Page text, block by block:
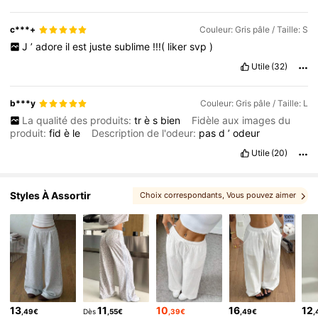
c***+ Couleur: Gris pâle / Taille: S
J ’ adore il est juste sublime !!!( liker svp )
Utile (32)
b***y Couleur: Gris pâle / Taille: L
La qualité des produits: tr è s bien
Fidèle aux images du
produit:fidè le Description de l'odeur: pasd’odeur
Utile (20)
Styles À Assortir Choix correspondants, Vous pouvez aimer
13 ,49€ Dès11 ,55€ 10 ,39€ 16 ,49€ 12